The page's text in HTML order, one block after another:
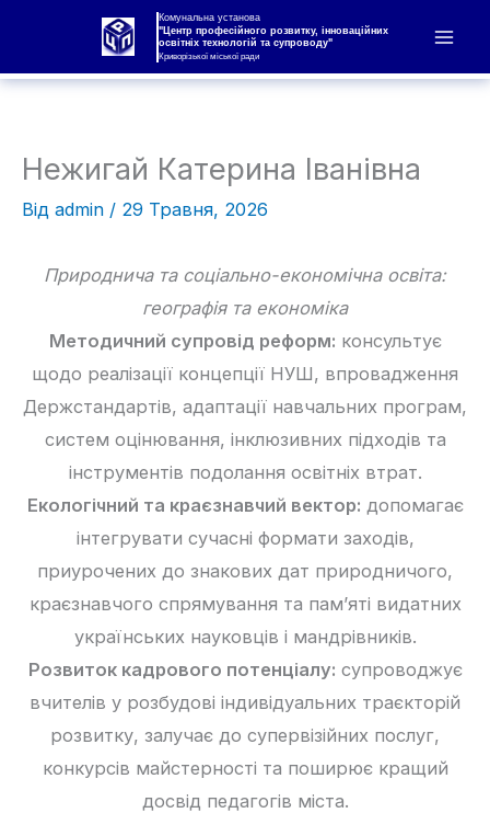
вмісту
Комунальна установа
"Центр професійного розвитку, інноваційних
освітніх технологій та супроводу"
Криворізької міської ради
Нежигай Катерина Іванівна
Від admin / 29 Травня, 2026
Природнича та соціально-економічна освіта:
географія та економіка
Методичний супровід реформ: консультує
щодо реалізації концепції НУШ, впровадження
Держстандартів, адаптації навчальних програм,
систем оцінювання, інклюзивних підходів та
інструментів подолання освітніх втрат.
Екологічний та краєзнавчий вектор: допомагає
інтегрувати сучасні формати заходів,
приурочених до знакових дат природничого,
краєзнавчого спрямування та пам’яті видатних
українських науковців і мандрівників.
Розвиток кадрового потенціалу: супроводжує
вчителів у розбудові індивідуальних траєкторій
розвитку, залучає до супервізійних послуг,
конкурсів майстерності та поширює кращий
досвід педагогів міста.